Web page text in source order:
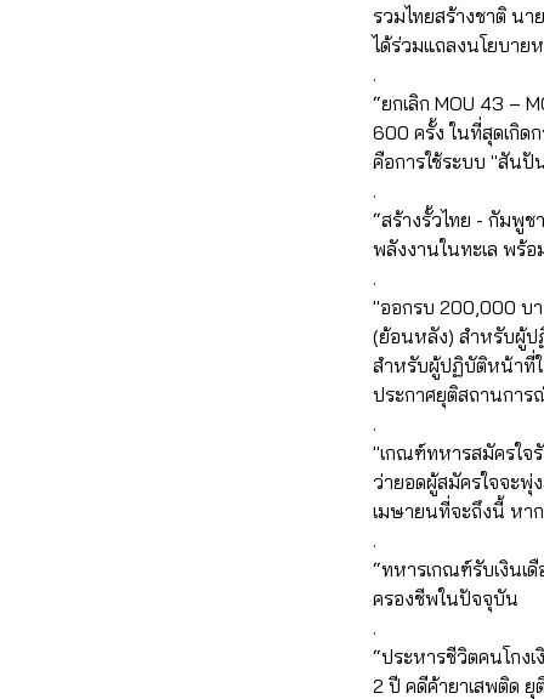
รวมไทยสร้างชาติ น
ได้ร่วมแถลงนโยบา
.
“ยกเลิก MOU 43 –
600 ครั้ง ในที่สุดเกิด
คือการใช้ระบบ "สันปั
.
“สร้างรั้วไทย - กัมพูช
พลังงานในทะเล พร้อ
.
"ออกรบ 200,000 บ
(ย้อนหลัง) สำหรับผู้ป
สำหรับผู้ปฏิบัติหน้าที่
ประกาศยุติสถานการ
.
"เกณฑ์ทหารสมัครใจ
ว่ายอดผู้สมัครใจจะพุ่
เมษายนที่จะถึงนี้ หาก
.
“ทหารเกณฑ์รับเงินเ
ครองชีพในปัจจุบัน
.
“ประหารชีวิตคนโกง
2 ปี คดีค้ายาเสพติด ยุ